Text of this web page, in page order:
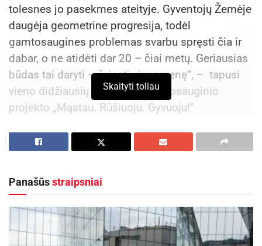
tolesnes jo pasekmes ateityje. Gyventojų Žemėje
daugėja geometrine progresija, todėl
gamtosaugines problemas svarbu spręsti čia ir
dabar, o ne atidėti dar 20 – čiai metų. Geriausias
būdas tai daryti – šviesti visuomenę“, – tapusi
vieno didžiausių Lietuvoje aplinkosauginio
projekto „Mąstau. Rūšiuoju. Gyvuoju!”
Čmilytė-Nielsen. Prie trečiąjį sezoną vykstančio
žinomas veidas – Jonas Radzevičius.
Edukacija turi būti naudinga ir šiek tiek azartiška
Skaityti toliau
Panašūsstraipsniai